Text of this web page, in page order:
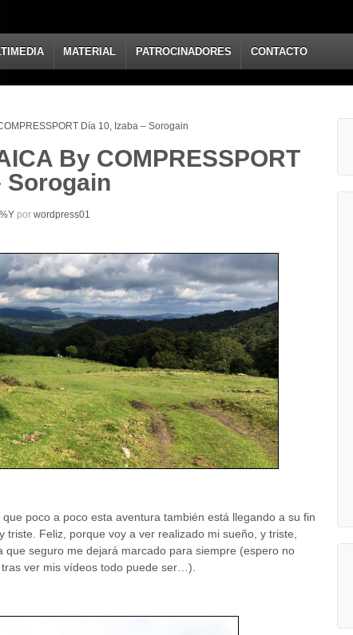
MATERIAL PATROCINADORES CONTACTO
Día 10, Izaba – Sorogain
By COMPRESSPORT
Sorogain
por wordpress01
poco a poco esta aventura también está llegando a su fin
triste. Feliz, porque voy a ver realizado mi sueño, y triste,
que seguro me dejará marcado para siempre (espero no
ver mis vídeos todo puede ser…).